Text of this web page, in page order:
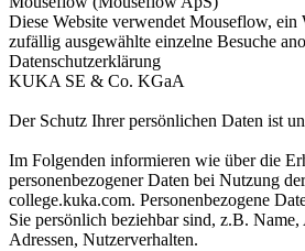
Diese Website verwendet Mouseflow, ein
zufällig ausgewählte einzelne Besuche
Datenschutzerklärung
KUKA SE & Co. KGaA
Der Schutz Ihrer persönlichen Daten ist
Im Folgenden informieren wie über die
personenbezogener Daten bei Nutzung
college.kuka.com. Personenbezogene
Sie persönlich beziehbar sind, z.B.
Adressen, Nutzerverhalten.